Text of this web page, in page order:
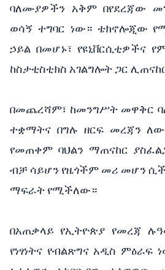
ባለሙያዎችን አቅም በየደረጃው
ወሳኝ ተግባር ነው። ቴክኖሎጂው
ኃይል በመሆኑ፣ የዩኒቨርሲቲዎችና
ከስታቲስቲክስ አገልግሎት ጋር
በመጨረሻም፣ ከመንግሥት መዋቅር
ተቋማትና በግሉ ዘርፍ መረጃን
የመጠቀም ባህልን ማጠናከር
ብቻ ሳይሆን የዜጎችም መሪ መሆን
ማፍራት የሚችለው።
በአጠቃላይ የኢትዮጵያ የመረጃ
የነፃነትና የብልጽግና አዲስ